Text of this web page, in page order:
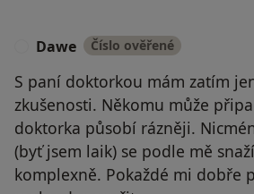
Dawe Číslo ověřené
S paní doktorkou mám zatím
zkušenosti. Někomu může
doktorka působí rázněji.
(byť jsem laik) se podle mě
komplexně. Pokaždé mi dobře